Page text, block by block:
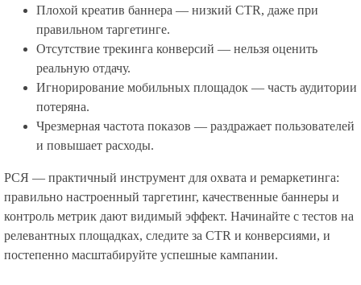
Плохой креатив баннера — низкий CTR, даже при
правильном таргетинге.
Отсутствие трекинга конверсий — нельзя оценить
реальную отдачу.
Игнорирование мобильных площадок — часть аудитории
потеряна.
Чрезмерная частота показов — раздражает пользователей
и повышает расходы.
РСЯ — практичный инструмент для охвата и ремаркетинга:
правильно настроенный таргетинг, качественные баннеры и
контроль метрик дают видимый эффект. Начинайте с тестов на
релевантных площадках, следите за CTR и конверсиями, и
постепенно масштабируйте успешные кампании.